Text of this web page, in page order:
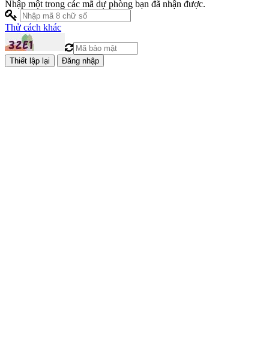
Nhập một trong các mã dự phòng bạn đã nhận được.
Thử cách khác
Đăng nhập